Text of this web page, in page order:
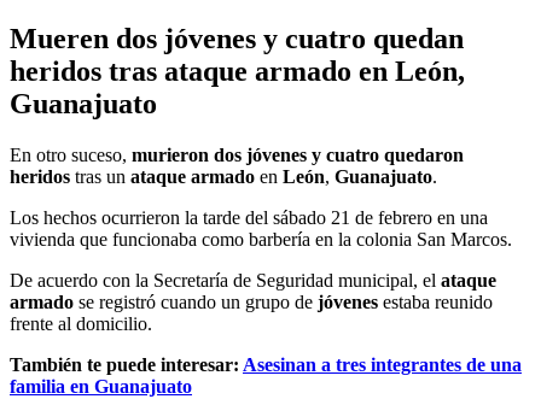
Mueren dos jóvenes y cuatro quedan
heridos tras ataque armado en León,
Guanajuato
En otro suceso, murieron dos jóvenes y cuatro quedaron
heridos tras un ataque armado en León, Guanajuato.
Los hechos ocurrieron la tarde del sábado 21 de febrero en una
vivienda que funcionaba como barbería en la colonia San Marcos.
De acuerdo con la Secretaría de Seguridad municipal, el ataque
armado se registró cuando un grupo de jóvenes estaba reunido
frente al domicilio.
También te puede interesar: Asesinan a tres integrantes de una
familia en Guanajuato